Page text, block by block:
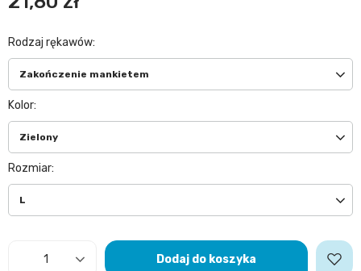
Rodzaj rękawów
Zakończenie mankietem
Kolor
Zielony
Rozmiar
L
Dodaj do koszyka